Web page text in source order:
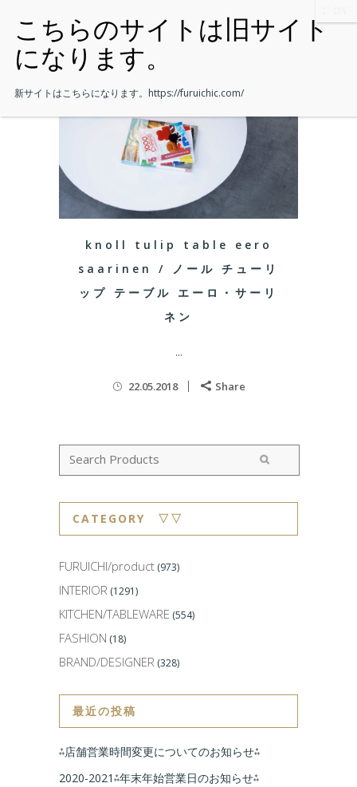
knoll tulip table eero
saarinen / ノール チューリ
ップ テーブル エーロ・サーリ
ネン
...
22.05.2018 Share
CATEGORY ▽▽
FURUICHI/product (973)
INTERIOR (1291)
KITCHEN/TABLEWARE (554)
FASHION (18)
BRAND/DESIGNER (328)
最近の投稿
⁂店舗営業時間変更についてのお知らせ⁂
2020-2021⁂年末年始営業日のお知らせ⁂
新サイトはこちらになります。 https://furuichic.com/